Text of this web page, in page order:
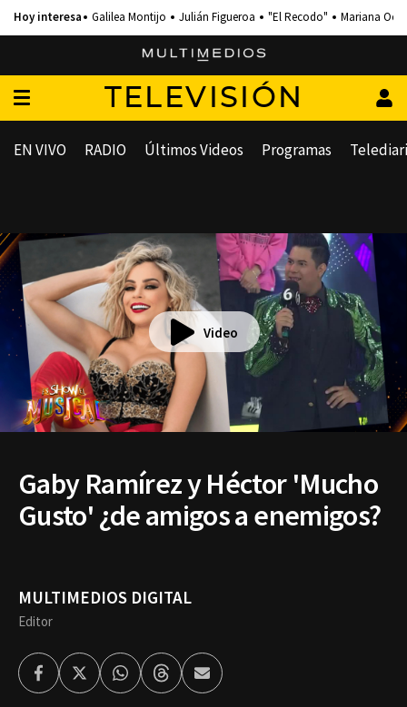
Galilea Montijo Julián Figueroa "El Recodo" Mariana
TELEVISIÓN
EN VIVO RADIO Últimos Videos Programas
Video
Gaby Ramírez y Héctor 'Mucho
Gusto' ¿de amigos a enemigos?
MULTIMEDIOS DIGITAL
Editor
FacebookTwitterWhatsappThreadsEnviar
por